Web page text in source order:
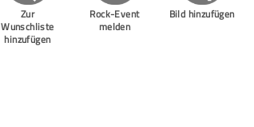
Zur
Wunschliste
hinzufügen
Rock-Event
melden
Bild hinzufügen